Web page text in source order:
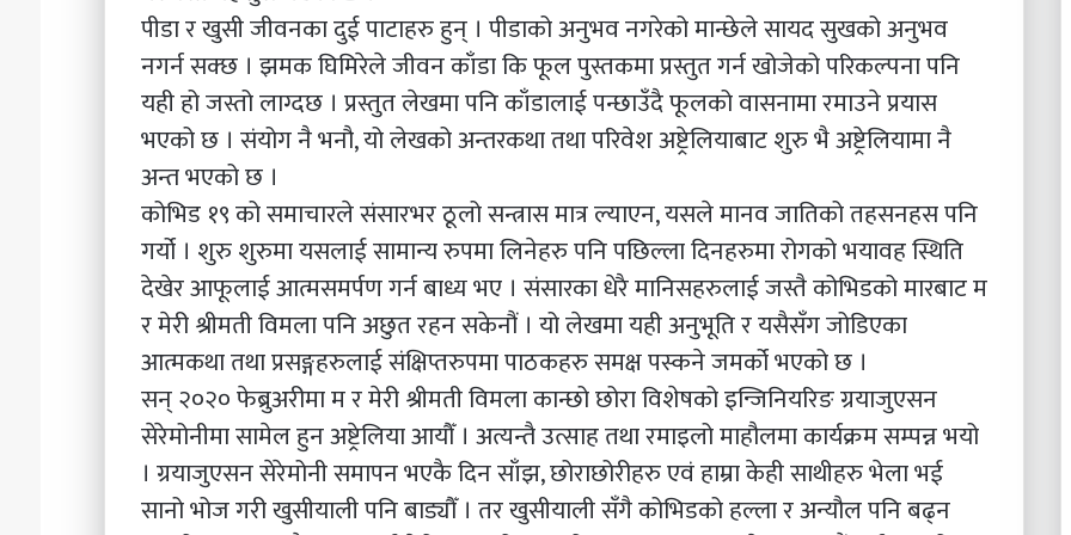
पीडा र खुसी जीवनका दुई पाटाहरु हुन् । पीडाको अनुभव नगरेको मान्छेले सायद सुखको अनुभव
नगर्न सक्छ । झमक घिमिरेले जीवन काँडा कि फूल पुस्तकमा प्रस्तुत गर्न खोजेको परिकल्पना पनि
यही हो जस्तो लाग्दछ । प्रस्तुत लेखमा पनि काँडालाई पन्छाउँदै फूलको वासनामा रमाउने प्रयास
भएको छ । संयोग नै भनौ, यो लेखको अन्तरकथा तथा परिवेश अष्ट्रेलियाबाट शुरु भै अष्ट्रेलियामा नै
अन्त भएको छ ।
कोभिड १९ को समाचारले संसारभर ठूलो सन्त्रास मात्र ल्याएन, यसले मानव जातिको तहसनहस पनि
गर्यो । शुरु शुरुमा यसलाई सामान्य रुपमा लिनेहरु पनि पछिल्ला दिनहरुमा रोगको भयावह स्थिति
देखेर आफूलाई आत्मसमर्पण गर्न बाध्य भए । संसारका धेरै मानिसहरुलाई जस्तै कोभिडको मारबाट म
र मेरी श्रीमती विमला पनि अछुत रहन सकेनौं । यो लेखमा यही अनुभूति र यसैसँग जोडिएका
आत्मकथा तथा प्रसङ्गहरुलाई संक्षिप्तरुपमा पाठकहरु समक्ष पस्कने जमर्को भएको छ ।
सन् २०२० फेब्रुअरीमा म र मेरी श्रीमती विमला कान्छो छोरा विशेषको इन्जिनियरिङ ग्रयाजुएसन
सेरेमोनीमा सामेल हुन अष्ट्रेलिया आयौँ । अत्यन्तै उत्साह तथा रमाइलो माहौलमा कार्यक्रम सम्पन्न भयो
। ग्रयाजुएसन सेरेमोनी समापन भएकै दिन साँझ, छोराछोरीहरु एवं हाम्रा केही साथीहरु भेला भई
सानो भोज गरी खुसीयाली पनि बाड्यौँ । तर खुसीयाली सँगै कोभिडको हल्ला र अन्यौल पनि बढ्न